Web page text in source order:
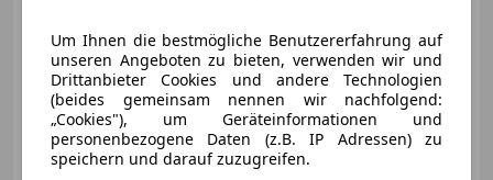
01/2020 116 867 km Diesel
Um Ihnen die bestmögliche Benutzererfahrung auf
unseren Angeboten zu bieten, verwenden wir und
Drittanbieter Cookies und andere Technologien
(beides gemeinsam nennen wir nachfolgend:
„Cookies"), um Geräteinformationen und
personenbezogene Daten (z.B. IP Adressen) zu
speichern und darauf zuzugreifen.